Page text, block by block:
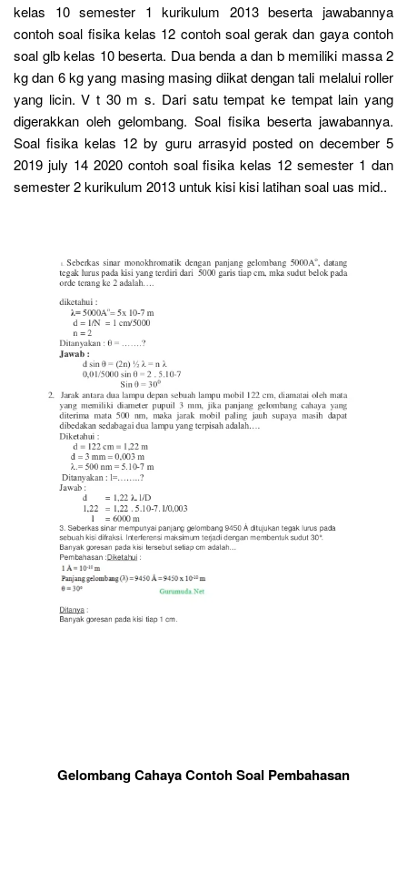
kelas 10 semester 1 kurikulum 2013 beserta jawabannya
contoh soal fisika kelas 12 contoh soal gerak dan gaya contoh
soal glb kelas 10 beserta. Dua benda a dan b memiliki massa 2
kg dan 6 kg yang masing masing diikat dengan tali melalui roller
yang licin. V t 30 m s. Dari satu tempat ke tempat lain yang
digerakkan oleh gelombang. Soal fisika beserta jawabannya.
Soal fisika kelas 12 by guru arrasyid posted on december 5
2019 july 14 2020 contoh soal fisika kelas 12 semester 1 dan
semester 2 kurikulum 2013 untuk kisi kisi latihan soal uas mid..
Gelombang Cahaya Contoh Soal Pembahasan